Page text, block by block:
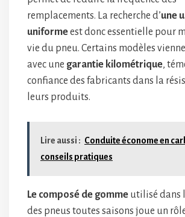
remplacements. La recherche d’une
uniformeest donc essentielle pour
vie du pneu. Certains modèles
avec une garantie kilométrique,
confiance des fabricants dans la
leurs produits.
Lire aussi : Conduite économe en
conseils pratiques
Le composé de gomme utilisé dans
des pneus toutes saisons joue un